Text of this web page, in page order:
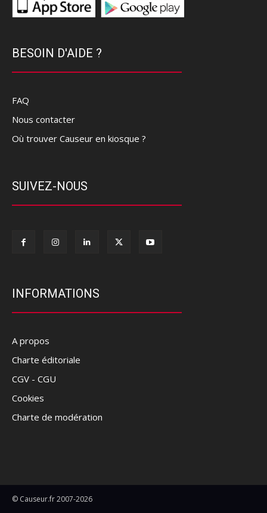
BESOIN D'AIDE ?
FAQ
Nous contacter
Où trouver Causeur en kiosque ?
SUIVEZ-NOUS
INFORMATIONS
A propos
Charte éditoriale
CGV - CGU
Cookies
Charte de modération
© Causeur.fr 2007-2026